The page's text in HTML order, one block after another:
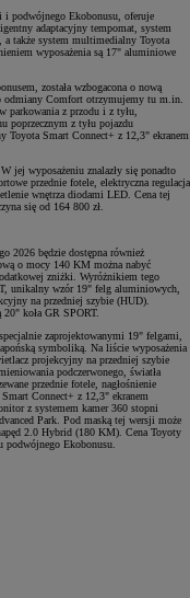
i podwójnego Ekobonusu, oferuje
adaptacyjny tempomat, system
także system multimedialny Toyota
wyposażenia są 17" aluminiowe
została wzbogacona o nową
odmiany Comfort otrzymujemy tu m.in.
z przodu i z tyłu,
poprzecznym z tyłu pojazdu
Toyota Smart Connect+ z 12,3" ekranem
jej wyposażeniu znalazły się ponadto
przednie fotele, elektryczna regulacja
wnętrza diodami LED. Cena tej
się od 164 800 zł.
2026 będzie dostępna również
o mocy 140 KM można nabyć
zniżki. Wyróżnikiem tego
unikalny wzór 19" felg aluminiowych,
na przedniej szybie (HUD).
koła GR SPORT.
zaprojektowanymi 19" felgami,
symboliką. Na liście wyposażenia
projekcyjny na przedniej szybie
podczerwonego, światła
przednie fotele, nagłośnienie
Connect+ z 12,3" ekranem
z systemem kamer 360 stopni
Park. Pod maską tej wersji może
2.0 Hybrid (180 KM). Cena Toyoty
Ekobonusu.